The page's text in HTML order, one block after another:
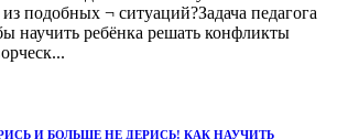
подобных ¬ ситуаций?Задача педагога
научить ребёнка решать конфликты
И БОЛЬШЕ НЕ ДЕРИСЬ! КАК НАУЧИТЬ